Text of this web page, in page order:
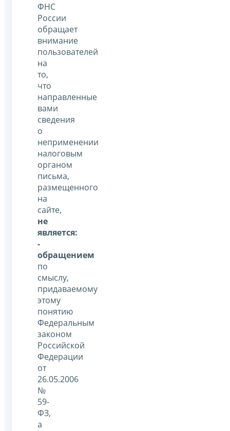
ФНС
России
обращает
внимание
пользователей
на
то,
что
направленные
вами
сведения
о
неприменении
налоговым
органом
письма,
размещенного
на
сайте,
не
является:
-
обращением
по
смыслу,
придаваемому
этому
понятию
Федеральным
законом
Российской
Федерации
от
26.05.2006
№
59-
ФЗ,
а